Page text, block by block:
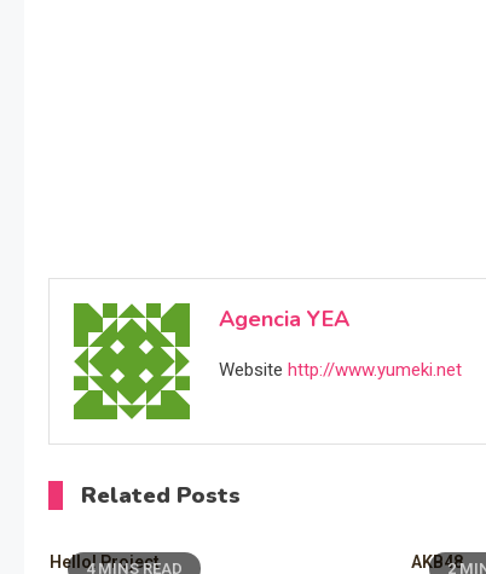
Agencia YEA
Website http://www.yumeki.net
Related Posts
4 MINS READ
Hello! Project 2
AKB48